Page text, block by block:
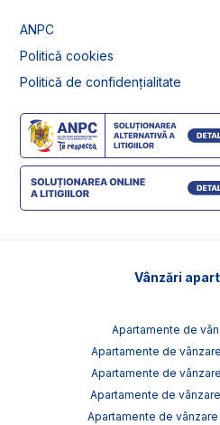
ANPC
Politică cookies
Politică de confidențialitate
Vânzări
Apartamente de
Apartamente de
Apartamente de
Apartamente de
Apartamente de vânzare